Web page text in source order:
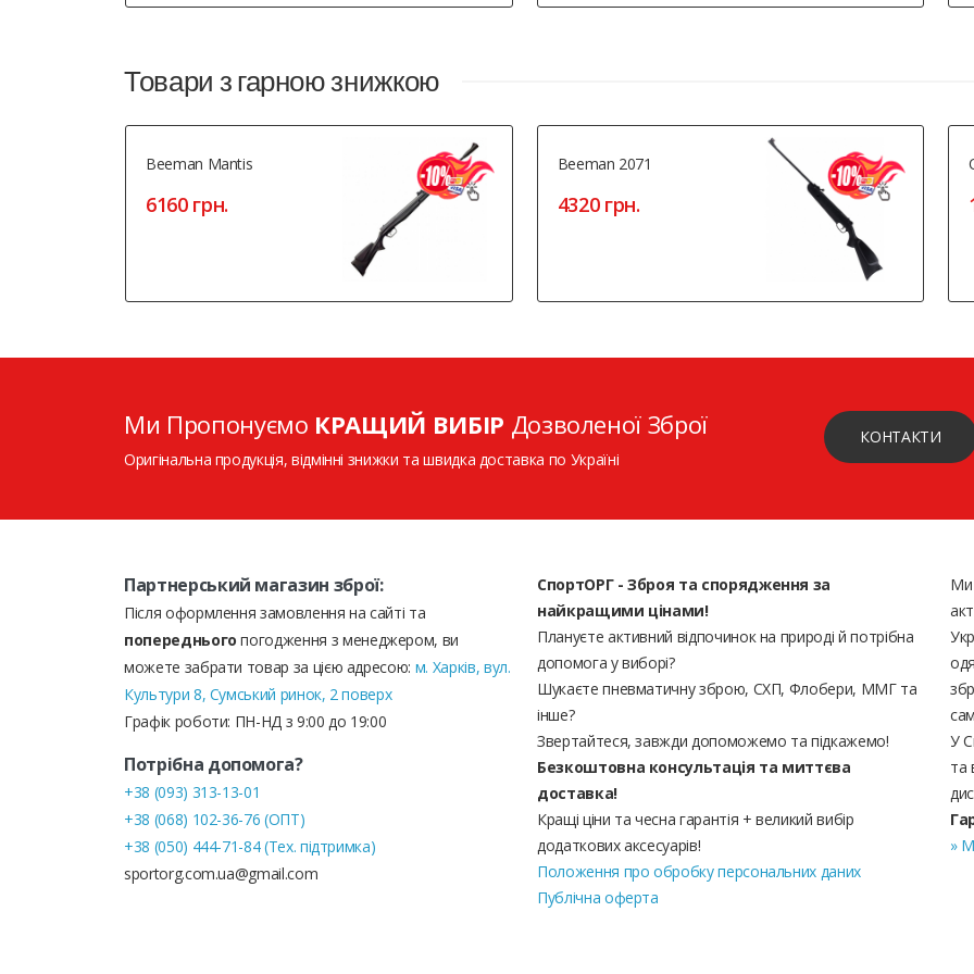
Товари з гарною знижкою
Beeman Mantis
6160 грн.
Beeman 2071
4320 грн.
Ми Пропонуємо КРАЩИЙ ВИБІР Дозволеної Зброї
Оригінальна продукція, відмінні знижки та швидка доставка по Україні
КОНТАКТИ
Партнерський магазин зброї:
Після оформлення замовлення на сайті та
попереднього погодження з менеджером, ви
можете забрати товар за цією адресою: м. Харків, вул.
Культури 8, Сумський ринок, 2 поверх
Графік роботи: ПН-НД з 9:00 до 19:00
Потрібна допомога?
+38 (093) 313-13-01
+38 (068) 102-36-76 (ОПТ)
+38 (050) 444-71-84 (Тех. підтримка)
sportorg.com.ua@gmail.com
СпортОРГ - Зброя та спорядження за
найкращими цінами!
Плануєте активний відпочинок на природі й потрібна
допомога у виборі?
Шукаєте пневматичну зброю, СХП, Флобери, ММГ та
інше?
Звертайтеся, завжди допоможемо та підкажемо!
Безкоштовна консультація та миттєва
доставка!
Кращі ціни та чесна гарантія + великий вибір
додаткових аксесуарів!
Положення про обробку персональних даних
Публічна оферта
Ми
У
та
»